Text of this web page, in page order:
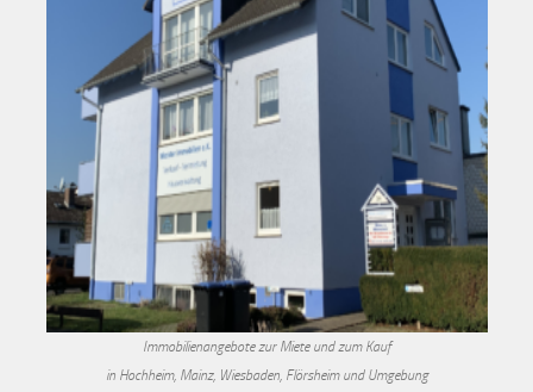
Immobilienangebote zur Miete und zum Kauf
in Hochheim, Mainz, Wiesbaden, Flörsheim und Umgebung